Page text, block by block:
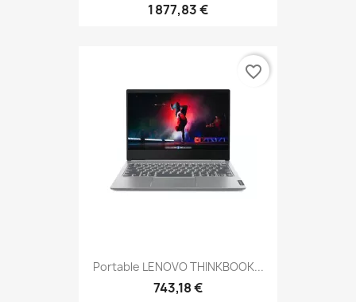
1 877,83 €
Portable LENOVO THINKBOOK...
743,18 €
favorite_border